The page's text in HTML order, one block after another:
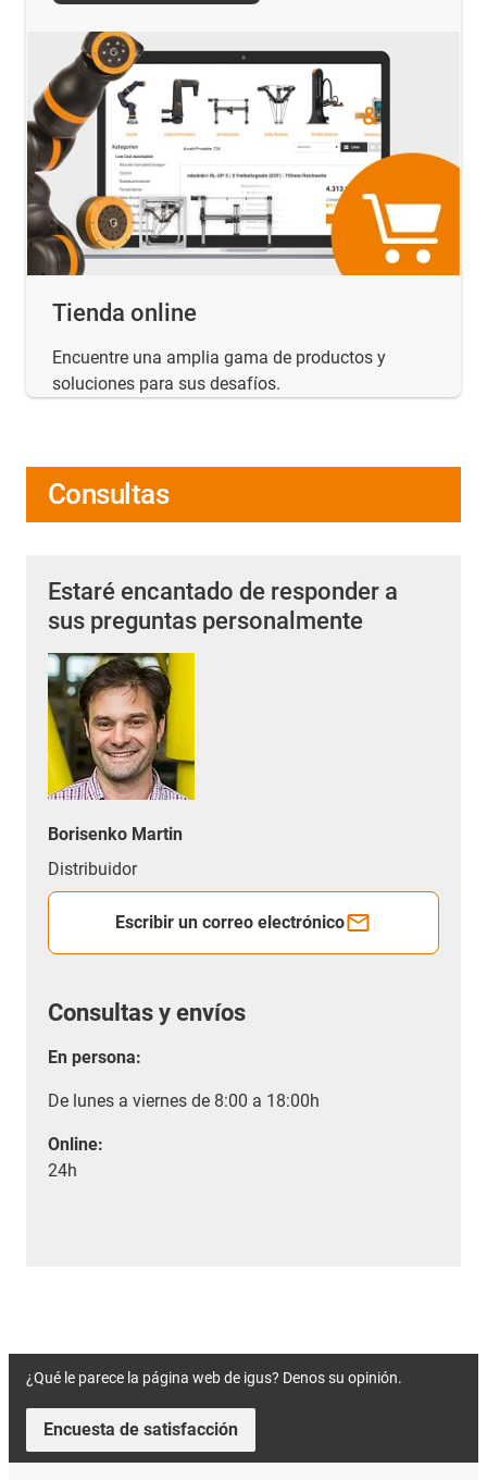
Tienda online
Encuentre una amplia gama de productos y
soluciones para sus desafíos.
Consultas
Estaré encantado de responder a
sus preguntas personalmente
Borisenko Martin
Distribuidor
Escribir un correo electrónico
Consultas y envíos
En persona:
De lunes a viernes de 8:00 a 18:00h
Online:
24h
¿Qué le parece la página web de igus? Denos su opinión.
Encuesta de satisfacción